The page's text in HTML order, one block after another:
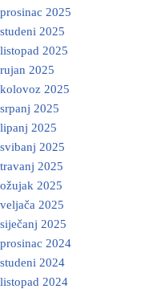
prosinac 2025
studeni 2025
listopad 2025
rujan 2025
kolovoz 2025
srpanj 2025
lipanj 2025
svibanj 2025
travanj 2025
ožujak 2025
veljača 2025
siječanj 2025
prosinac 2024
studeni 2024
listopad 2024